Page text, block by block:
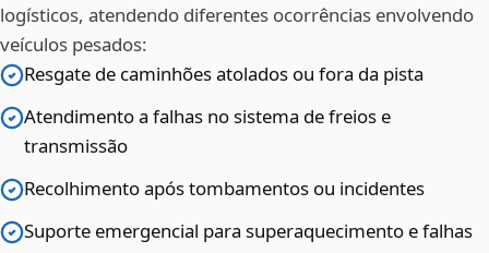
logísticos, atendendo diferentes ocorrências envolvendo
veículos pesados:
Resgate de caminhões atolados ou fora da pista
Atendimento a falhas no sistema de freios e
transmissão
Recolhimento após tombamentos ou incidentes
Suporte emergencial para superaquecimento e falhas